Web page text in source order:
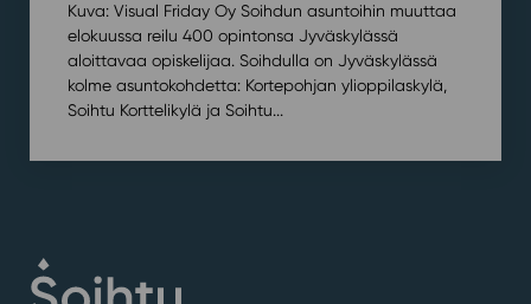
Kuva: Visual Friday Oy Soihdun asuntoihin muuttaa
elokuussa reilu 400 opintonsa Jyväskylässä
aloittavaa opiskelijaa. Soihdulla on Jyväskylässä
kolme asuntokohdetta: Kortepohjan ylioppilaskylä,
Soihtu Korttelikylä ja Soihtu...